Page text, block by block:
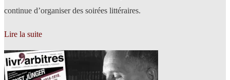
continue d’organiser des soirées littéraires.
Lire la suite